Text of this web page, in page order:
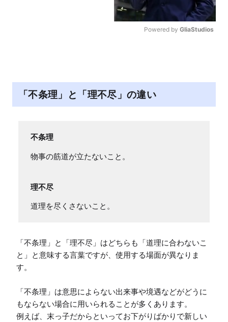
Powered by GliaStudios
「不条理」と「理不尽」の違い
不条理
物事の筋道が立たないこと。
理不尽
道理を尽くさないこと。
「不条理」と「理不尽」はどちらも「道理に合わないこ
と」と意味する言葉ですが、使用する場面が異なりま
す。
「不条理」は意思によらない出来事や境遇などがどうに
もならない場合に用いられることが多くあります。
例えば、末っ子だからといってお下がりばかりで新しい